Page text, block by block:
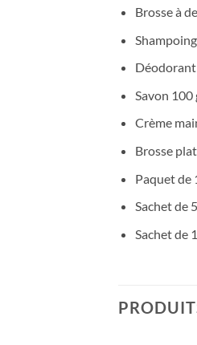
Brosse à
Savon 100
Crème
Brosse
Paquet de
Sachet de
Sachet de